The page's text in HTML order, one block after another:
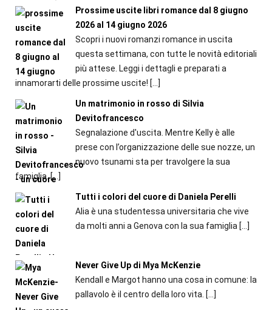
Prossime uscite libri romance dal 8 giugno
2026 al 14 giugno 2026
Scopri i nuovi romanzi romance in uscita
questa settimana, con tutte le novità editoriali
più attese. Leggi i dettagli e preparati a
innamorarti delle prossime uscite! […]
Un matrimonio in rosso di Silvia
Devitofrancesco
Segnalazione d'uscita. Mentre Kelly è alle
prese con l’organizzazione delle sue nozze, un
nuovo tsunami sta per travolgere la sua
famiglia.[…]
Tutti i colori del cuore di Daniela Perelli
Alia è una studentessa universitaria che vive
da molti anni a Genova con la sua famiglia[…]
Never Give Up di Mya McKenzie
Kendall e Margot hanno una cosa in comune: la
pallavolo è il centro della loro vita. […]